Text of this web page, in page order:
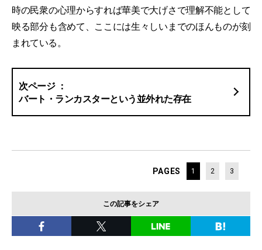
時の民衆の心理からすれば華美で大げさで理解不能として
映る部分も含めて、ここには生々しいまでのほんものが刻
まれている。
バート・ランカスターという並外れた存在
PAGES 1 2 3
この記事をシェア